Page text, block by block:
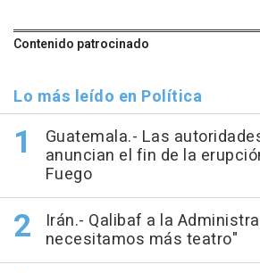
Contenido patrocinado
Lo más leído en Política
Guatemala.- Las
anuncian el fin de la
Fuego
Irán.- Qalibaf a la
necesitamos más teatro"